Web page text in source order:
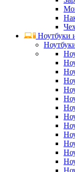
Ноутбуки